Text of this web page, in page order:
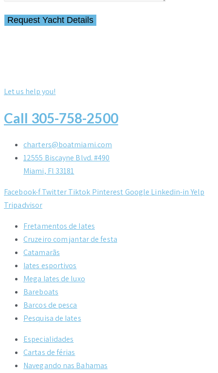
Let us help you!
Call 305-758-2500
charters@boatmiami.com
12555 Biscayne Blvd. #490
Miami, Fl 33181
Facebook-fTwitterTiktok PinterestGoogle Linkedin-in Yelp
Tripadvisor
Fretamentos de Iates
Cruzeiro com jantar de festa
Catamarãs
Iates esportivos
Mega Iates de luxo
Bareboats
Barcos de pesca
Pesquisa de Iates
Especialidades
Cartas de férias
Navegando nas Bahamas